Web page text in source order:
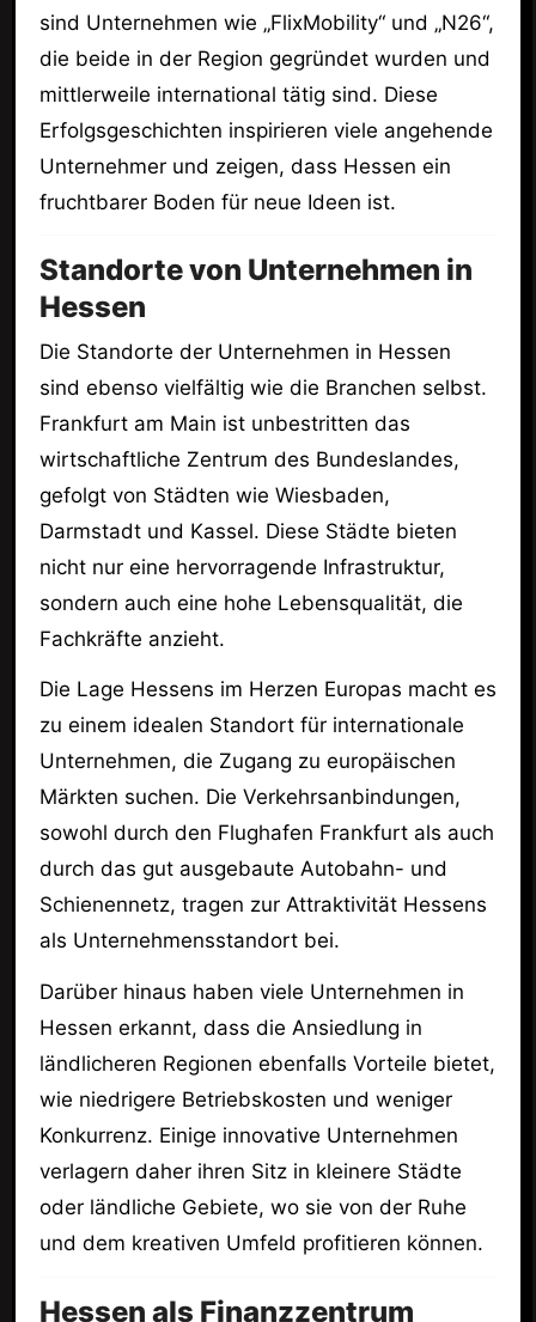
sind Unternehmen wie „FlixMobility“ und „N26“,
die beide in der Region gegründet wurden und
mittlerweile international tätig sind. Diese
Erfolgsgeschichten inspirieren viele angehende
Unternehmer und zeigen, dass Hessen ein
fruchtbarer Boden für neue Ideen ist.
Standorte von Unternehmen in
Hessen
Die Standorte der Unternehmen in Hessen
sind ebenso vielfältig wie die Branchen selbst.
Frankfurt am Main ist unbestritten das
wirtschaftliche Zentrum des Bundeslandes,
gefolgt von Städten wie Wiesbaden,
Darmstadt und Kassel. Diese Städte bieten
nicht nur eine hervorragende Infrastruktur,
sondern auch eine hohe Lebensqualität, die
Fachkräfte anzieht.
Die Lage Hessens im Herzen Europas macht es
zu einem idealen Standort für internationale
Unternehmen, die Zugang zu europäischen
Märkten suchen. Die Verkehrsanbindungen,
sowohl durch den Flughafen Frankfurt als auch
durch das gut ausgebaute Autobahn- und
Schienennetz, tragen zur Attraktivität Hessens
als Unternehmensstandort bei.
Darüber hinaus haben viele Unternehmen in
Hessen erkannt, dass die Ansiedlung in
ländlicheren Regionen ebenfalls Vorteile bietet,
wie niedrigere Betriebskosten und weniger
Konkurrenz. Einige innovative Unternehmen
verlagern daher ihren Sitz in kleinere Städte
oder ländliche Gebiete, wo sie von der Ruhe
und dem kreativen Umfeld profitieren können.
Hessen als Finanzzentrum